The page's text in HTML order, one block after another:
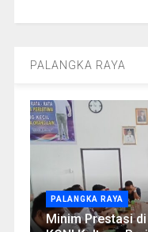
PALANGKA RAYA
PALANGKA RAYA
Minim Prestasi di